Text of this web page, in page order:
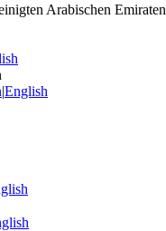
Arabischen Emiraten
|English